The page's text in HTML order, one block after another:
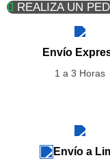
REALIZA UN
Envío
1 a 3 Horas
Envío a